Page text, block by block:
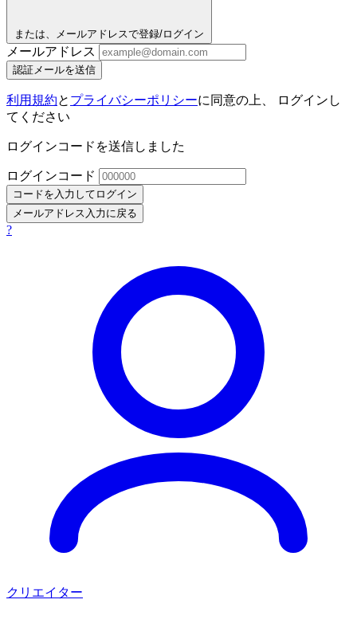
または、メールアドレスで登録/ログイン
メールアドレス
認証メールを送信
利用規約と プライバシーポリシーに同意の上、 ログインし
てください
ログインコードを送信しました
ログインコード
コードを入力してログイン
メールアドレス入力に戻る
?
クリエイター